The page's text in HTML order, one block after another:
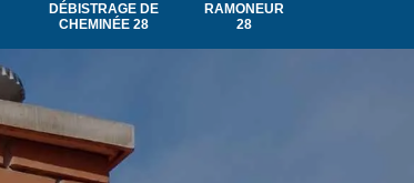
DÉBISTRAGE DE
CHEMINÉE 28
RAMONEUR
28